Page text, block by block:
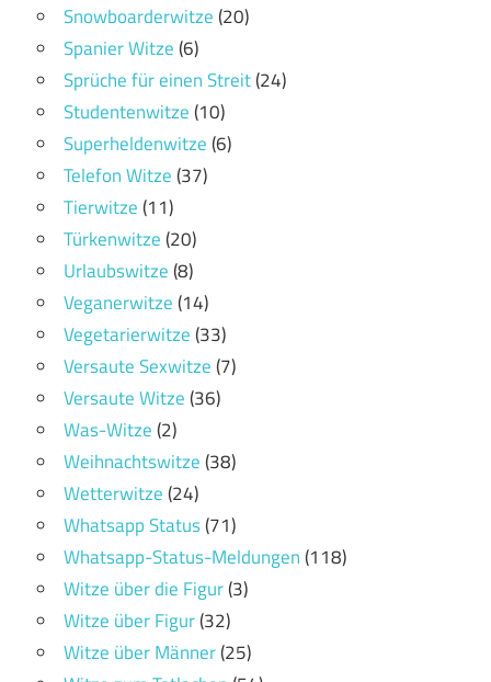
Snowboarderwitze(20)
Spanier Witze(6)
Sprüche für einen Streit(24)
Studentenwitze(10)
Superheldenwitze(6)
Telefon Witze(37)
Tierwitze(11)
Türkenwitze(20)
Urlaubswitze(8)
Veganerwitze(14)
Vegetarierwitze(33)
Versaute Sexwitze(7)
Versaute Witze(36)
Was-Witze(2)
Weihnachtswitze(38)
Wetterwitze(24)
Whatsapp Status(71)
Whatsapp-Status-Meldungen(118)
Witze über die Figur(3)
Witze über Figur(32)
Witze über Männer(25)